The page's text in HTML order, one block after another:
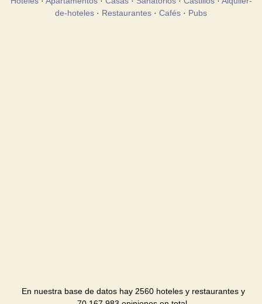
de-hoteles · Restaurantes · Cafés · Pubs
En nuestra base de datos hay 2560 hoteles y restaurantes y